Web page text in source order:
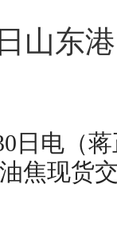
山东
日电（
焦现货